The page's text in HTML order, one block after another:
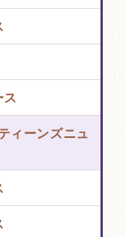
ス
ィーンズニュ